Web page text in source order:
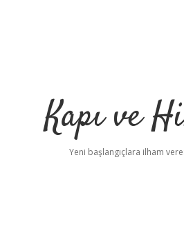
Kapı ve
Yeni başlangıçlara ilham